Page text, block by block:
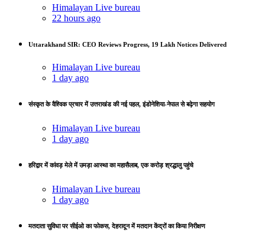
Himalayan Live bureau
22 hours ago
Uttarakhand SIR: CEO Reviews Progress, 19 Lakh Notices Delivered
Himalayan Live bureau
1 day ago
संस्कृत के वैश्विक प्रचार में उत्तराखंड की नई पहल, इंडोनेशिया-नेपाल से बढ़ेगा सहयोग
Himalayan Live bureau
1 day ago
हरिद्वार में कांवड़ मेले में उमड़ा आस्था का महासैलाब, एक करोड़ श्रद्धालु पहुंचे
Himalayan Live bureau
1 day ago
मतदाता सुविधा पर सीईओ का फोकस, देहरादून में मतदान केंद्रों का किया निरीक्षण